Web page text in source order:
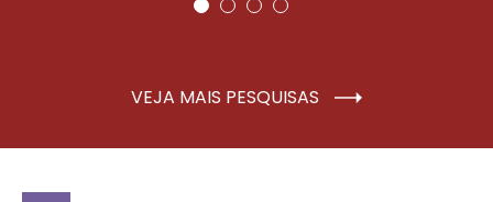
VEJA MAIS PESQUISAS